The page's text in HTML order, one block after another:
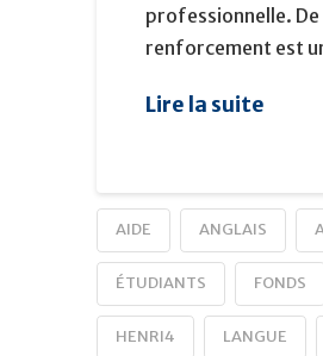
professionnelle.
renforcement est
Lire la suite
AIDE ANGLAIS
ÉTUDIANTS FONDS
HENRI4 LANGUE